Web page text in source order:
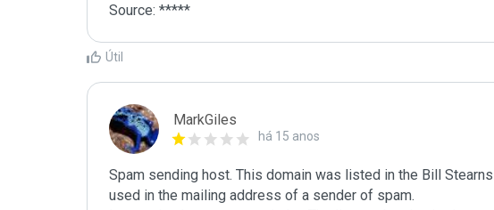
Source: *****
Útil
MarkGiles
há 15 anos
Spam sending host. This domain was listed in the Bill
used in the mailing address of a sender of spam.